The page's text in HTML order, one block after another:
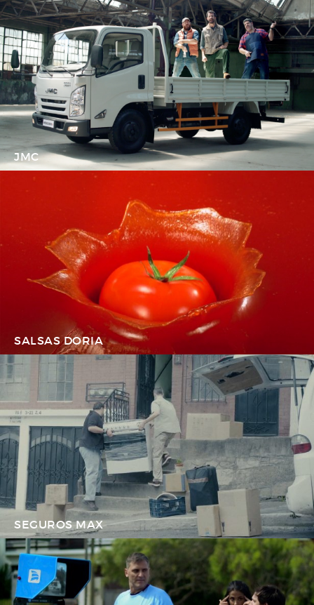
JMC
SALSAS DORIA
SEGUROS MAX